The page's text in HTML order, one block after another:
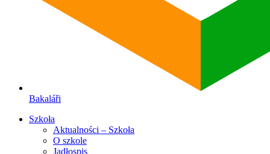
Bakaláři
Szkoła
Aktualności – Szkoła
O szkole
Jadłospis